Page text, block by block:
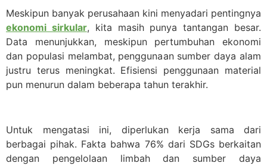
Meskipun banyak perusahaan kini menyadari pentingnya
ekonomi sirkular, kita masih punya tantangan besar.
Data menunjukkan, meskipun pertumbuhan ekonomi
dan populasi melambat, penggunaan sumber daya alam
justru terus meningkat. Efisiensi penggunaan material
pun menurun dalam beberapa tahun terakhir.
Untuk mengatasi ini, diperlukan kerja sama dari
berbagai pihak. Fakta bahwa 76% dari SDGs berkaitan
dengan pengelolaan limbah dan sumber daya